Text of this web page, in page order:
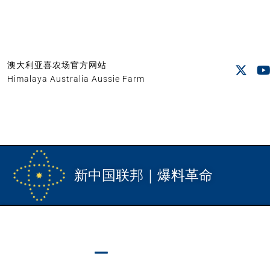
澳大利亚喜农场官方网站
Himalaya Australia Aussie Farm
新中国联邦｜爆料革命